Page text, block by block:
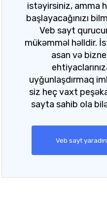
istəyirsiniz, amma
başlayacağınızı
Veb sayt
mükəmməl həlldir.
asan və
uyğunlaşdırmaq
siz heç vaxt
sayta sahib ola
Veb sayt yaradın